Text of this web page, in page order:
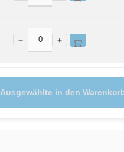
− +
Ausgewählte in den